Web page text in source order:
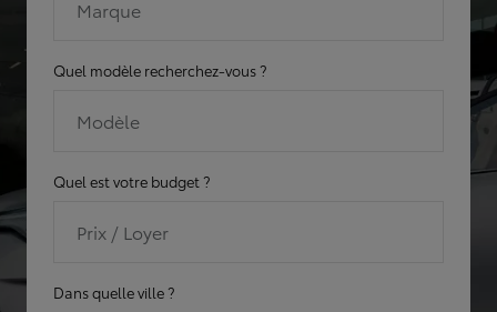
Marque
Quel modèle recherchez-vous ?
Modèle
Quel est votre budget ?
Prix / Loyer
Dans quelle ville ?